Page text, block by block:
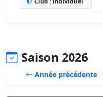
Saison 2026
Année précédente